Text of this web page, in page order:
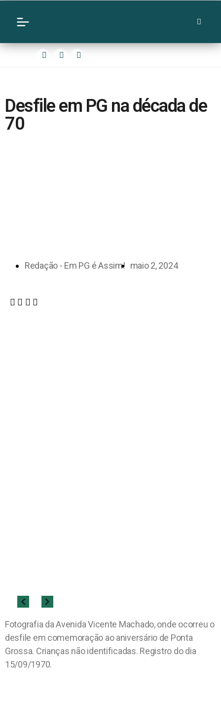
Desfile em PG na década de
70
Redação - Em PG é Assim! maio 2, 2024
Fotografia da Avenida Vicente Machado, onde ocorreu o
desfile em comemoração ao aniversário de Ponta
Grossa. Crianças não identificadas. Registro do dia
15/09/1970.